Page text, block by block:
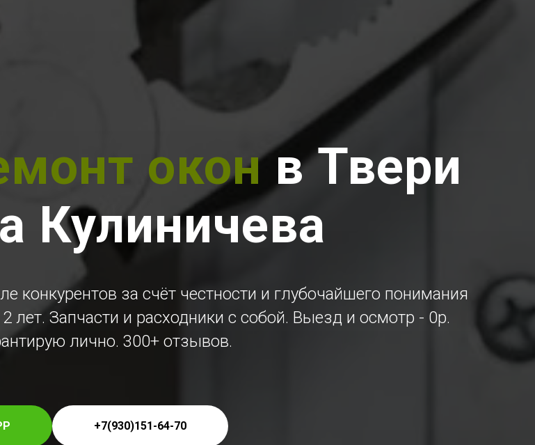
оконв Твери
Кулиничева
конкурентов за счёт честности и глубочайшего понимания
лет. Запчасти и расходники с собой. Выезд и осмотр - 0р.
лично. 300+ отзывов.
+7(930)151-64-70